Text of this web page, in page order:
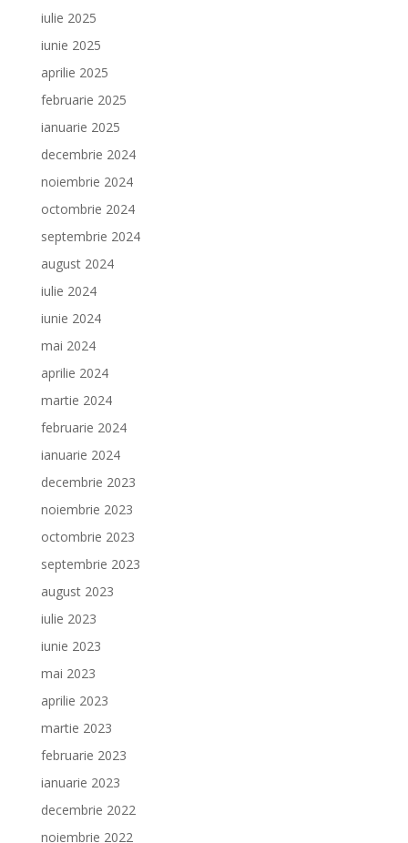
iulie 2025
iunie 2025
aprilie 2025
februarie 2025
ianuarie 2025
decembrie 2024
noiembrie 2024
octombrie 2024
septembrie 2024
august 2024
iulie 2024
iunie 2024
mai 2024
aprilie 2024
martie 2024
februarie 2024
ianuarie 2024
decembrie 2023
noiembrie 2023
octombrie 2023
septembrie 2023
august 2023
iulie 2023
iunie 2023
mai 2023
aprilie 2023
martie 2023
februarie 2023
ianuarie 2023
decembrie 2022
noiembrie 2022